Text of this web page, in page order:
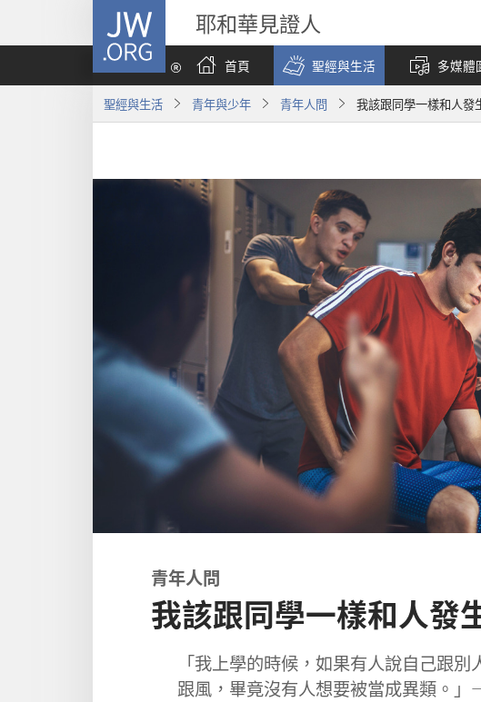
JW.ORG 耶和華見證人
首頁
聖經與生活 多媒體
聖經與生活 青年與少年 青年人問 我該跟同學一樣和人發
青年人問
我該跟同學一樣和人發
「我上學的時候，如果有人說自己跟
跟風，畢竟沒有人想要被當成異類。